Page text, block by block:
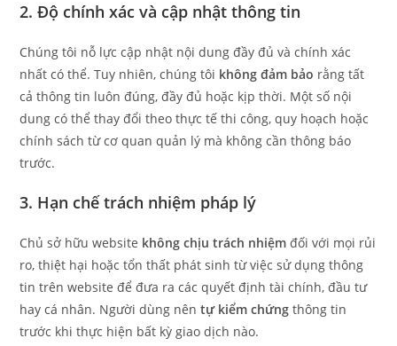
2. Độ chính xác và cập nhật thông tin
Chúng tôi nỗ lực cập nhật nội dung đầy đủ và chính xác
nhất có thể. Tuy nhiên, chúng tôi không đảm bảo rằng tất
cả thông tin luôn đúng, đầy đủ hoặc kịp thời. Một số nội
dung có thể thay đổi theo thực tế thi công, quy hoạch hoặc
chính sách từ cơ quan quản lý mà không cần thông báo
trước.
3. Hạn chế trách nhiệm pháp lý
Chủ sở hữu website không chịu trách nhiệm đối với mọi rủi
ro, thiệt hại hoặc tổn thất phát sinh từ việc sử dụng thông
tin trên website để đưa ra các quyết định tài chính, đầu tư
hay cá nhân. Người dùng nêntự kiểm chứng thông tin
trước khi thực hiện bất kỳ giao dịch nào.